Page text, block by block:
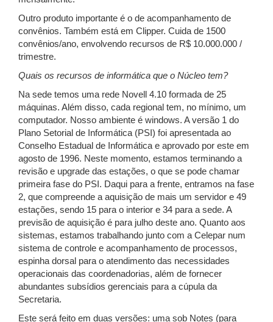
Outro produto importante é o de acompanhamento de
convênios. Também está em Clipper. Cuida de 1500
convênios/ano, envolvendo recursos de R$ 10.000.000 /
trimestre.
Quais os recursos de informática que o Núcleo tem?
Na sede temos uma rede Novell 4.10 formada de 25
máquinas. Além disso, cada regional tem, no mínimo, um
computador. Nosso ambiente é windows. A versão 1 do
Plano Setorial de Informática (PSI) foi apresentada ao
Conselho Estadual de Informática e aprovado por este em
agosto de 1996. Neste momento, estamos terminando a
revisão e upgrade das estações, o que se pode chamar
primeira fase do PSI. Daqui para a frente, entramos na fase
2, que compreende a aquisição de mais um servidor e 49
estações, sendo 15 para o interior e 34 para a sede. A
previsão de aquisição é para julho deste ano. Quanto aos
sistemas, estamos trabalhando junto com a Celepar num
sistema de controle e acompanhamento de processos,
espinha dorsal para o atendimento das necessidades
operacionais das coordenadorias, além de fornecer
abundantes subsídios gerenciais para a cúpula da
Secretaria.
Este será feito em duas versões: uma sob Notes (para